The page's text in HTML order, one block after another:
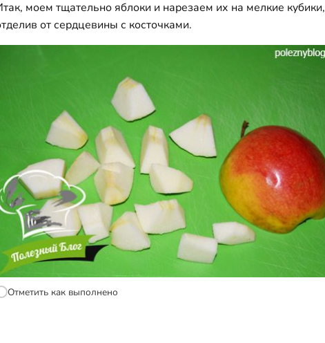
моем тщательно яблоки и нарезаем их на мелкие кубики,
от сердцевины с косточками.
Отметить как выполнено